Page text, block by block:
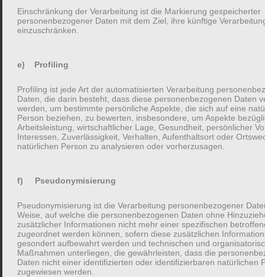
Einleitungsfragen – Wie geht es dir?
Full Switch-Fragen – Solche, die ein Thema einleiten
Folge-Fragen – Mehr Informationen abfragen zu einem
bestehenden Thema
Mehr Fragen für mehr Sympathien
auswirken bzw. wie Menschen im Austuáusch miteinander
dabei wenig untersucht. In einerStudie von Huang et al. von
2017steht genau diese Frage im Mittelpunkt.
Inwiefern wirken sich Fragen überhaupt auf ein Gespräch aus?
Einschränkung der Verarbeitung ist die Markierung gespeicherter
personenbezogener Daten mit dem Ziel, ihre künftige
einzuschränken.
e) Profiling
Profiling ist jede Art der automatisierten Verarbeitung
Daten, die darin besteht, dass diese personenbezogenen Daten
werden, um bestimmte persönliche Aspekte, die sich auf eine
Person beziehen, zu bewerten, insbesondere, um Aspekte
Arbeitsleistung, wirtschaftlicher Lage, Gesundheit, persönlicher
Interessen, Zuverlässigkeit, Verhalten, Aufenthaltsort oder
natürlichen Person zu analysieren oder vorherzusagen.
f) Pseudonymisierung
Pseudonymisierung ist die Verarbeitung personenbezogener
Weise, auf welche die personenbezogenen Daten ohne
zusätzlicher Informationen nicht mehr einer spezifischen
zugeordnet werden können, sofern diese zusätzlichen
gesondert aufbewahrt werden und technischen und
Maßnahmen unterliegen, die gewährleisten, dass die
Daten nicht einer identifizierten oder identifizierbaren natürlichen
zugewiesen werden.